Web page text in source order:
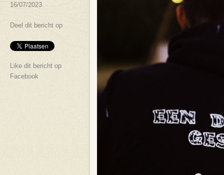
16/07/2023
Deel dit bericht op
Like dit bericht op
Facebook